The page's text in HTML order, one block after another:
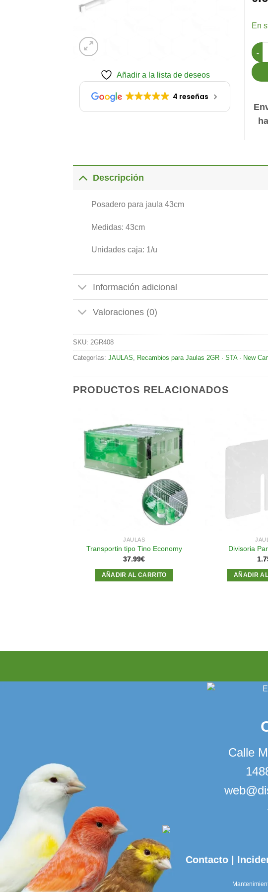
Añadir a la lista de deseos
4 reseñas
Descripción
Posadero para jaula 43cm
Medidas: 43cm
Unidades caja: 1/u
Información adicional
Valoraciones (0)
SKU: 2GR408
Categorías: JAULAS, Recambios para Jaulas 2GR · STA · New
PRODUCTOS RELACIONADOS
Añadir
a la
lista de
JAULAS
Transportin tipo Tino Economy
37.99€
AÑADIR AL CARRITO
Divisoria
AÑADIR
Calle
Contacto